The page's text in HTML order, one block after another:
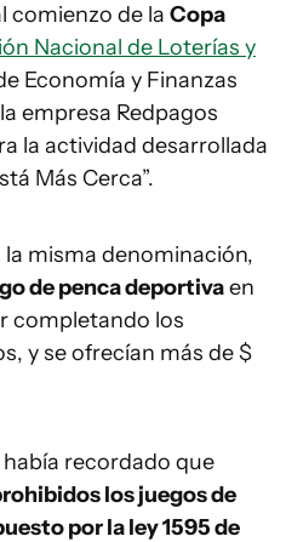
comienzo de la Copa
Nacional de Loterías y
Economía y Finanzas
empresa Redpagos
la actividad desarrollada
Más Cerca”.
la misma denominación,
de penca deportivaen
completando los
y se ofrecían más de $
recordado que
los juegos de
por la ley 1595 de